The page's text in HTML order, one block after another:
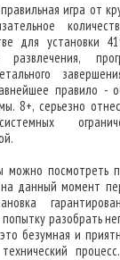
игра от
для установки
развлечения,
правило -
8+, серьезно
можно посмотреть
данный момент
разобрать
безумная и